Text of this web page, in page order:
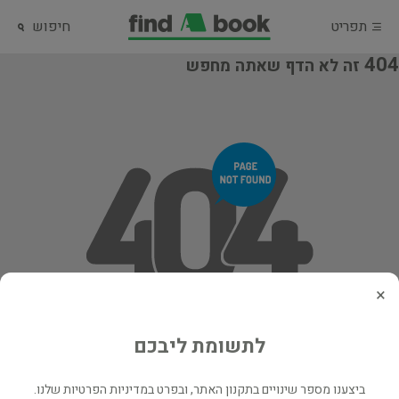
תפריט חיפוש
404 זה לא הדף שאתה מחפש
×
לתשומת ליבכם
ביצענו מספר שינויים בתקנון האתר, ובפרט במדיניות הפרטיות שלנו.